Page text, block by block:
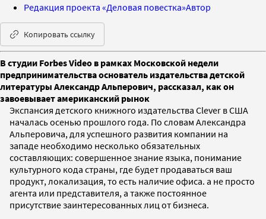
Редакция проекта «Деловая повестка»Автор
Копировать ссылку
В студии Forbes Video в рамках Московской недели
предпринимательства основатель издательства детской
литературы Александр Альперович, рассказал, как он
завоевывает американский рынок
Экспансия детского книжного издательства Clever в США
началась осенью прошлого года. По словам Александра
Альперовича, для успешного развития компании на
западе необходимо несколько обязательных
составляющих: совершенное знание языка, понимание
культурного кода страны, где будет продаваться ваш
продукт, локализация, то есть наличие офиса. а не просто
агента или представителя, а также постоянное
присутствие заинтересованных лиц от бизнеса.